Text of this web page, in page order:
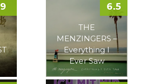
9
THE
MENZINGERS –
Everything I
Ever Saw
6.5